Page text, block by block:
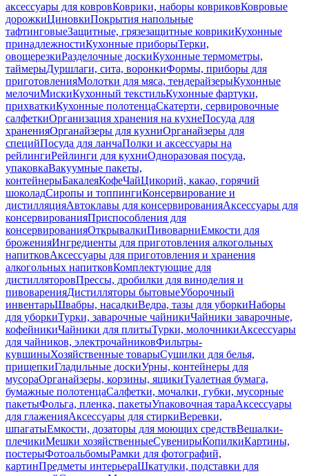
аксессуары для ковровКоврики, наборы ковриковКовровые
дорожкиЦиновкиПокрытия напольные
тафтинговыеЗащитные, грязезащитные коврикиКухонные
принадлежностиКухонные приборыТерки,
овощерезкиРазделочные доскиКухонные термометры,
таймерыДуршлаги, сита, воронкиФормы, приборы для
приготовленияМолотки для мяса, тендерайзерыКухонные
мелочиМискиКухонный текстильКухонные фартуки,
прихваткиКухонные полотенцаСкатерти, сервировочные
салфеткиОрганизация хранения на кухнеПосуда для
храненияОрганайзеры для кухниОрганайзеры для
специйПосуда для ланчаПолки и аксессуары на
рейлингиРейлинги для кухниОдноразовая посуда,
упаковкаВакуумные пакеты,
контейнерыБакалеяКофеЧайЦикорий, какао, горячий
шоколадСиропы и топпингиКонсервирование и
дистилляцияАвтоклавы для консервированияАксессуары для
консервированияПриспособления для
консервированияОткрывалкиПивоварниЕмкости для
броженияИнгредиенты для приготовления алкогольных
напитковАксессуары для приготовления и хранения
алкогольных напитковКомплектующие для
дистилляторовПрессы, дробилки для виноделия и
пивоваренияДистилляторы бытовыеУборочный
инвентарьШвабры, насадкиВедра, тазы для уборкиНаборы
для уборкиТурки, заварочные чайникиЧайники заварочные,
кофейникиЧайники для плитыТурки, молочникиАксессуары
для чайников, электрочайниковФильтры-
кувшиныХозяйственные товарыСушилки для белья,
прищепкиГладильные доскиУрны, контейнеры для
мусораОрганайзеры, корзины, ящикиТуалетная бумага,
бумажные полотенцаСалфетки, мочалки, губки, мусорные
пакетыФольга, пленка, пакетыУпаковочная тараАксессуары
для глаженияАксессуары для стиркиВеревки,
шпагатыЕмкости, дозаторы для моющих средствВешалки-
плечикиМешки хозяйственныеСувенирыКопилкиКартины,
постерыФотоальбомыРамки для фотографий,
картинПредметы интерьераШкатулки, подставки для